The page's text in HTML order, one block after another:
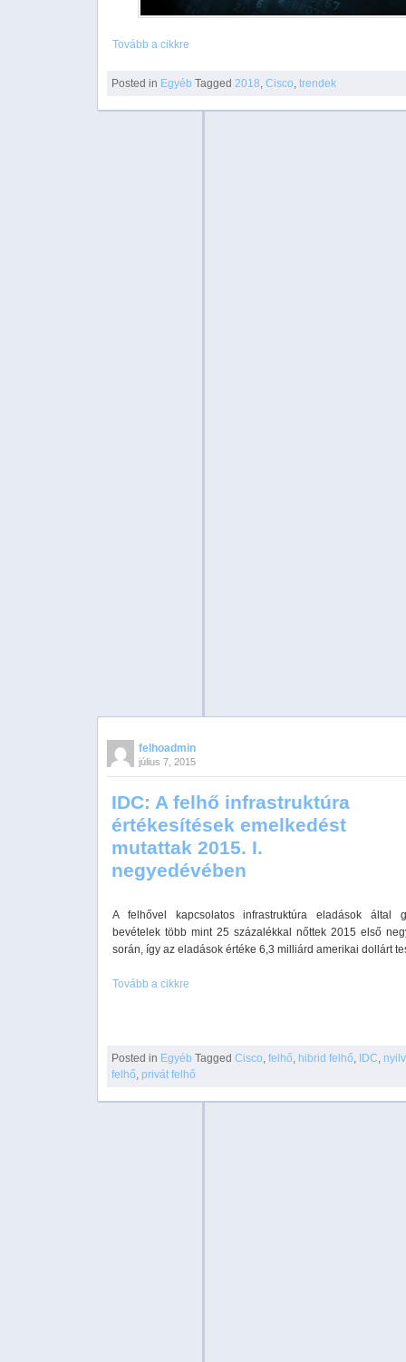
Tovább a cikkre
Posted in Egyéb Tagged 2018,Cisco,trendek
felhoadmin
július 7, 2015
IDC: A felhő infrastruktúra
értékesítések emelkedést
mutattak 2015. I.
negyedévében
A felhővel kapcsolatos infrastruktúra eladások által
bevételek több mint 25 százalékkal nőttek 2015 első
során, így az eladások értéke 6,3 milliárd amerikai dollárt
Tovább a cikkre
Posted in Egyéb Tagged Cisco,felhő, hibrid felhő, IDC,
felhő,privát felhő